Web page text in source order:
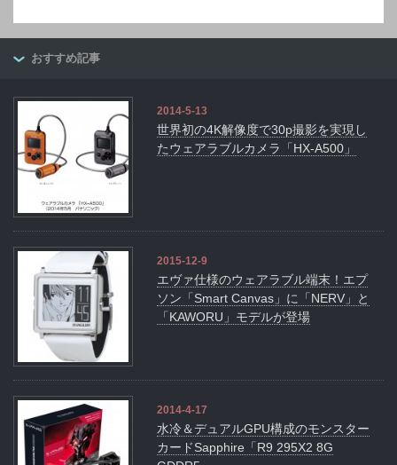
ブ
おすすめ記事
2014-5-13
世界初の4K解像度で30p撮影を実現し
たウェアラブルカメラ「HX-A500」
2015-12-9
エヴァ仕様のウェアラブル端末！エプ
ソン「Smart Canvas」に「NERV」と
「KAWORU」モデルが登場
2014-4-17
水冷＆デュアルGPU構成のモンスター
カードSapphire「R9 295X2 8G